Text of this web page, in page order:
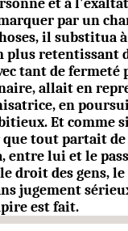
et à
par un
il substitua
retentissant
tant de fermeté
allait en
en
Et comme
que tout partait
entre lui et le
droit des gens,
jugement
est fait.